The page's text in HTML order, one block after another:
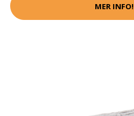
MER INFO!